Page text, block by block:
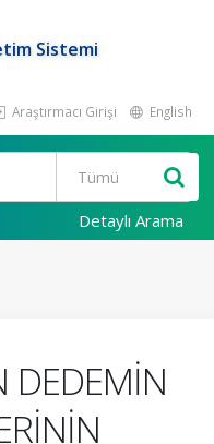
Sistemi
Araştırmacı Girişi English
Detaylı Arama
DEDEMİN